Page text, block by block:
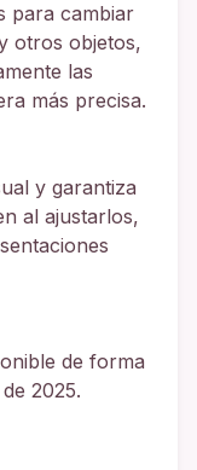
para cambiar
otros objetos,
las
más precisa.
y garantiza
al ajustarlos,
de forma
2025.